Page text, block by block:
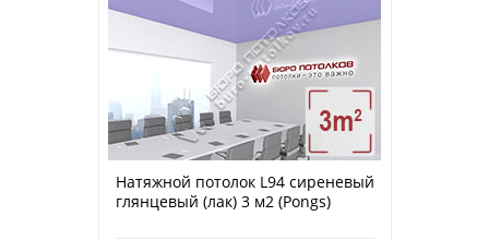
Натяжной потолок L94 сиреневый
глянцевый (лак) 3 м2 (Pongs)